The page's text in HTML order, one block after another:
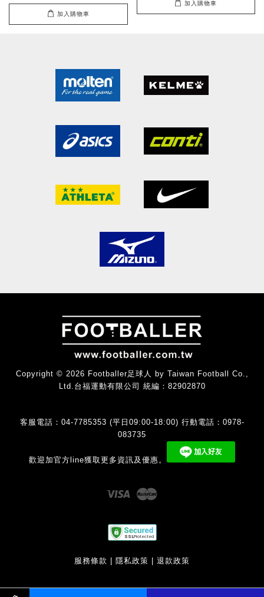
加入購物車
加入購物車
Copyright © 2026 Footballer足球人 by Taiwan Football Co.,
Ltd.台福運動有限公司 統編：82902870
客服電話：04-7785353 (平日09:00-18:00) 行動電話：0978-
083735
歡迎加官方line獲取更多資訊及優惠。
Visa
服務條款 隱私政策 退款政策